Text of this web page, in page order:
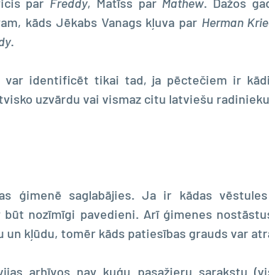
kāds Jēkabs Vanags kļuva par Herman
.
var identificēt tikai tad, ja pēctečiem ir
uzvārdu vai vismaz citu latviešu
ģimenē saglabājies. Ja ir kādas
nozīmīgi pavedieni. Arī ģimenes
un kļūdu, tomēr kāds patiesības grauds var
arhīvos nav kuģu pasažieru sarakstu